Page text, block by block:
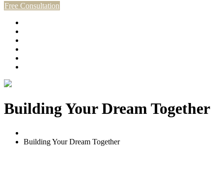
Free Consultation
Building Your Dream Together
Building Your Dream Together